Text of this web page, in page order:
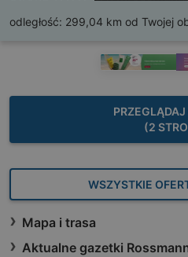
odległość: 299,04 km od Twojej
(2
WSZYSTKIE
Mapa i trasa
Aktualne gazetki